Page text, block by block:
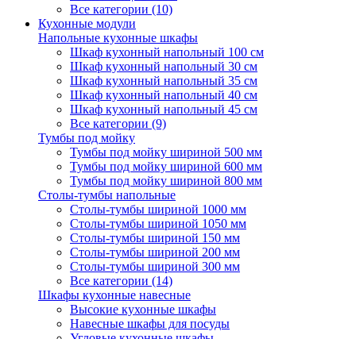
Все категории (10)
Кухонные модули
Напольные кухонные шкафы
Шкаф кухонный напольный 100 см
Шкаф кухонный напольный 30 см
Шкаф кухонный напольный 35 см
Шкаф кухонный напольный 40 см
Шкаф кухонный напольный 45 см
Все категории (9)
Тумбы под мойку
Тумбы под мойку шириной 500 мм
Тумбы под мойку шириной 600 мм
Тумбы под мойку шириной 800 мм
Столы-тумбы напольные
Столы-тумбы шириной 1000 мм
Столы-тумбы шириной 1050 мм
Столы-тумбы шириной 150 мм
Столы-тумбы шириной 200 мм
Столы-тумбы шириной 300 мм
Все категории (14)
Шкафы кухонные навесные
Высокие кухонные шкафы
Навесные шкафы для посуды